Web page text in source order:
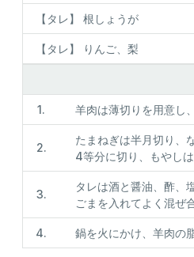
【タレ】 根しょうが
【タレ】 りんご、梨
1. 羊肉は薄切りを用意し
2.
たまねぎは半月切り、
4等分に切り、もやし
3.
タレは酒と醤油、酢、
ごまを入れてよく混ぜ
4. 鍋を火にかけ、羊肉の